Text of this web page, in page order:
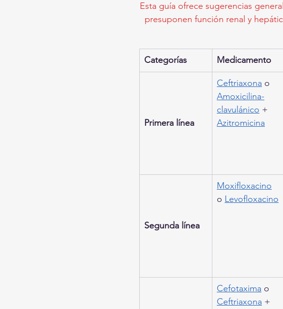
Esta guía ofrece sugerencias
presuponen función renal y
Categorías Medicamento
Primera línea
Ceftriaxona o
Amoxicilina-
clavulánico +
Azitromicina
Segunda línea
Moxifloxacino
o Levofloxacino
Cefotaxima o
Ceftriaxona +